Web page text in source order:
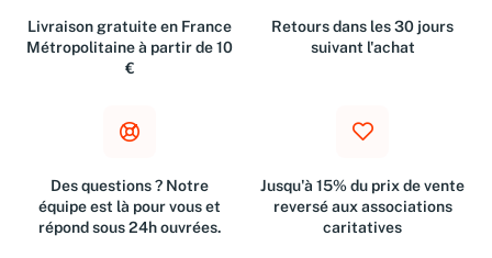
Livraison gratuite en France
Métropolitaine à partir de 10
€
Retours dans les 30 jours
suivant l'achat
Des questions ? Notre
équipe est là pour vous et
répond sous 24h ouvrées.
Jusqu'à 15% du prix de vente
reversé aux associations
caritatives